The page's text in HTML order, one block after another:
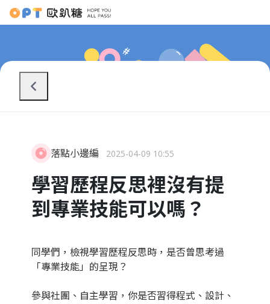
落點小邊編 2025-04-09 10:55
學習歷程反思裡沒有提
到專業技能可以嗎？
同學們，檢視學習歷程反思時，是否曾思考過
「專業技能」的呈現？
參與社團、自主學習，你是否習得程式、設計、